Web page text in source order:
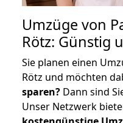
Umzüge von
Rötz: Günstig
Sie planen einen
Rötz und möchten
sparen? Dann sind
Unser Netzwerk